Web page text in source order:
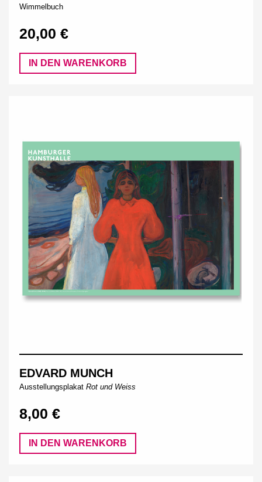
Wimmelbuch
20,00 €
IN DEN WARENKORB
EDVARD MUNCH
Ausstellungsplakat Rot und Weiss
8,00 €
IN DEN WARENKORB